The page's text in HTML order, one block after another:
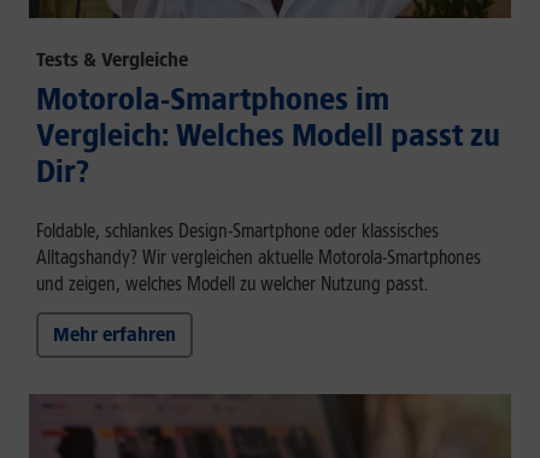
Tests & Vergleiche
Motorola-Smartphones im
Vergleich: Welches Modell passt zu
Dir?
Foldable, schlankes Design-Smartphone oder klassisches
Alltagshandy? Wir vergleichen aktuelle Motorola-Smartphones
und zeigen, welches Modell zu welcher Nutzung passt.
Mehr erfahren